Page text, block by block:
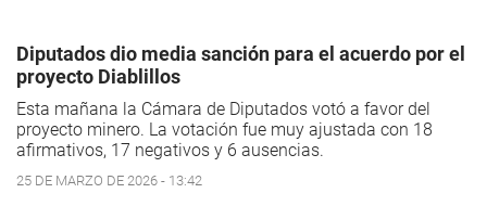
Diputados dio media sanción para el acuerdo por el
proyecto Diablillos
Esta mañana la Cámara de Diputados votó a favor del
proyecto minero. La votación fue muy ajustada con 18
afirmativos, 17 negativos y 6 ausencias.
25 DE MARZO DE 2026 - 13:42